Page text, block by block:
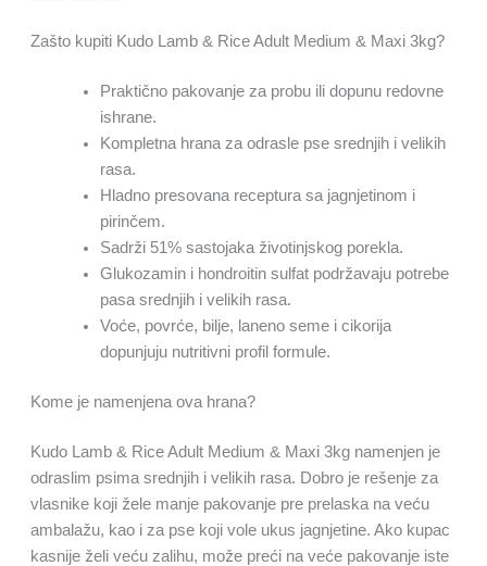
Zašto kupiti Kudo Lamb & Rice Adult Medium & Maxi 3kg?
Praktično pakovanje za probu ili dopunu redovne
ishrane.
Kompletna hrana za odrasle pse srednjih i velikih
rasa.
Hladno presovana receptura sa jagnjetinom i
pirinčem.
Sadrži 51% sastojaka životinjskog porekla.
Glukozamin i hondroitin sulfat podržavaju potrebe
pasa srednjih i velikih rasa.
Voće, povrće, bilje, laneno seme i cikorija
dopunjuju nutritivni profil formule.
Kome je namenjena ova hrana?
Kudo Lamb & Rice Adult Medium & Maxi 3kg namenjen je
odraslim psima srednjih i velikih rasa. Dobro je rešenje za
vlasnike koji žele manje pakovanje pre prelaska na veću
ambalažu, kao i za pse koji vole ukus jagnjetine. Ako kupac
kasnije želi veću zalihu, može preći na veće pakovanje iste